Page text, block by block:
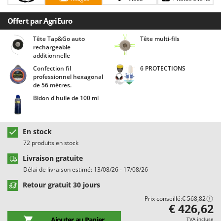
Chaudrons électriques pour polenta
Cisailles à gazon à batterie
Cisailles taille-haies manuelles
Climatiseurs
Compresseurs d'air électriques
Compresseurs pour la récolte des olives et la taille
Coupe-bordures - Trimmers
Couveuses à œufs
Cultivateurs Tiller à ressorts - Extirpateurs
D
Débroussailleuses
Décompacteurs agricoles
Déplaqueuses de gazon
Barbieri
Batavia
Benassi
Beper
Berkel
Bernardi
Bertolini Pumps
Bestway
Beta tools
Bissell
Black & Decker
BlackStone
Bomet
Offert par AgriEuro
Tête Tap&Go auto
rechargeable
additionnelle
Tête multi-fils
Confection fil
professionnel hexagonal
de 56 mètres.
6 PROTECTIONS
Bidon d'huile de 100 ml
En stock
72 produits en stock
Livraison gratuite
Délai de livraison estimé: 13/08/26 - 17/08/26
Retour gratuit 30 jours
Prix conseillé:€ 568,82
€ 426,62
TVA incluse